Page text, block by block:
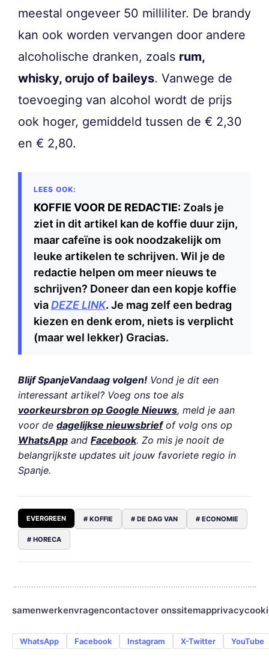
meestal ongeveer 50 milliliter. De brandy
kan ook worden vervangen door andere
alcoholische dranken, zoals rum,
whisky, orujo of baileys. Vanwege de
toevoeging van alcohol wordt de prijs
ook hoger, gemiddeld tussen de € 2,30
en € 2,80.
KOFFIE VOOR DE REDACTIE: Zoals je
ziet in dit artikel kan de koffie duur zijn,
maar cafeïne is ook noodzakelijk om
leuke artikelen te schrijven. Wil je de
redactie helpen om meer nieuws te
schrijven? Doneer dan een kopje koffie
viaDEZE LINK. Je mag zelf een bedrag
kiezen en denk erom, niets is verplicht
(maar wel lekker) Gracias.
Blijf SpanjeVandaag volgen! Vond je dit een
interessant artikel? Voeg ons toe als
voorkeursbron op Google Nieuws, meld je aan
voor de dagelijkse nieuwsbriefof volg ons op
WhatsApp and Facebook. Zo mis je nooit de
belangrijkste updates uit jouw favoriete regio in
Spanje.
EVERGREEN # KOFFIE # DE DAG VAN # ECONOMIE
# HORECA
samenwerkenvragencontactover onssitemapprivacy
WhatsApp Facebook Instagram X-Twitter YouTube